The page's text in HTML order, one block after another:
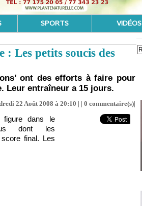
SPORTS VIDÉOS
: Les petits soucis des
ont des efforts à faire pour
Leur entraîneur a 15 jours.
22 Août 2008 à 20:10 | | 0 commentaire(s)|
figure dans le
dont les
final. Les